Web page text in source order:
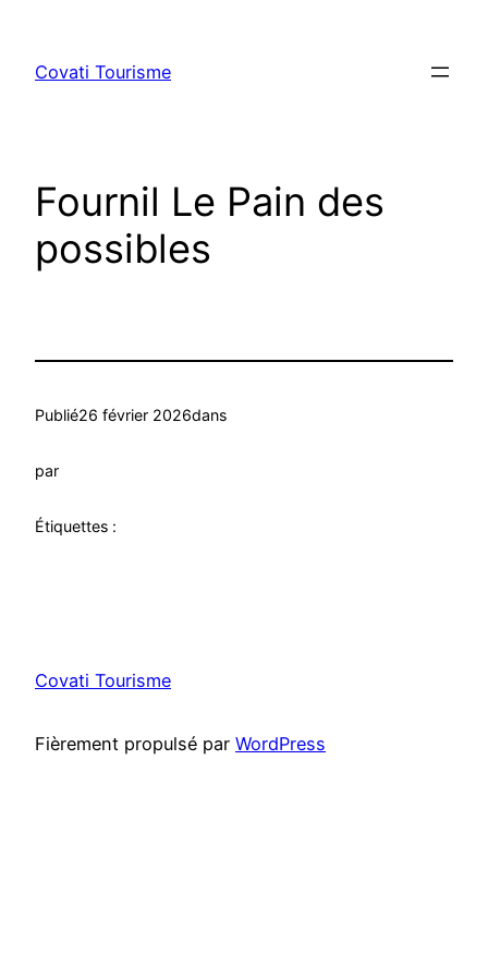
contenu
Covati Tourisme
Fournil Le Pain des
possibles
Publié26 février 2026dans
par
Étiquettes :
Covati Tourisme
Fièrement propulsé par WordPress